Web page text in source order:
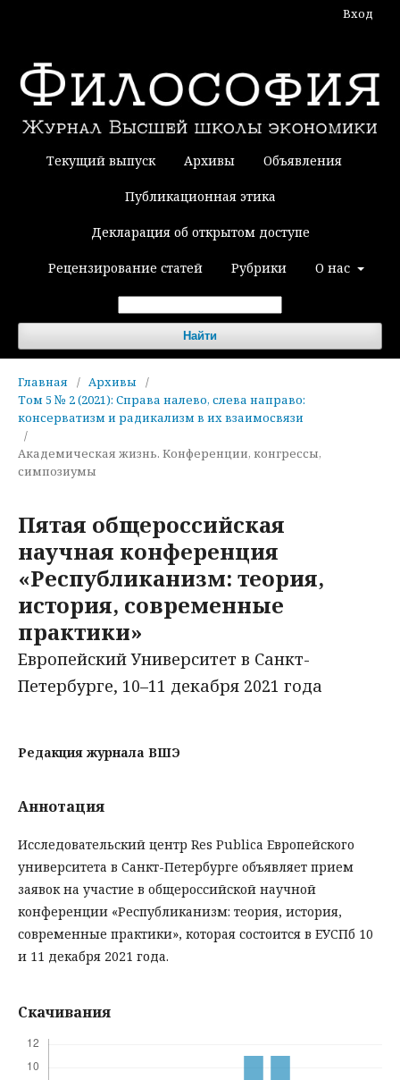
Текущий выпуск Архивы Объявления
Публикационная этика
Декларация об открытом доступе
Рецензирование статей Рубрики О нас
Найти
Вход
Главная / Архивы
/
Том 5 № 2 (2021): Справа налево, слева направо:
консерватизм и радикализм в их взаимосвязи
/
Академическая жизнь. Конференции, конгрессы,
симпозиумы
Пятая общероссийская
научная конференция
«Республиканизм: теория,
история, современные
практики»
Европейский Университет в Санкт-
Петербурге, 10–11 декабря 2021 года
Редакция журнала ВШЭ
Аннотация
Исследовательский центр Res Publica Европейского
университета в Санкт-Петербурге объявляет прием
заявок на участие в общероссийской научной
конференции «Республиканизм: теория, история,
современные практики», которая состоится в ЕУСПб 10
и 11 декабря 2021 года.
Скачивания